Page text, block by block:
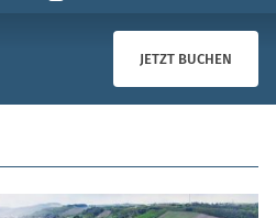
JETZT BUCHEN